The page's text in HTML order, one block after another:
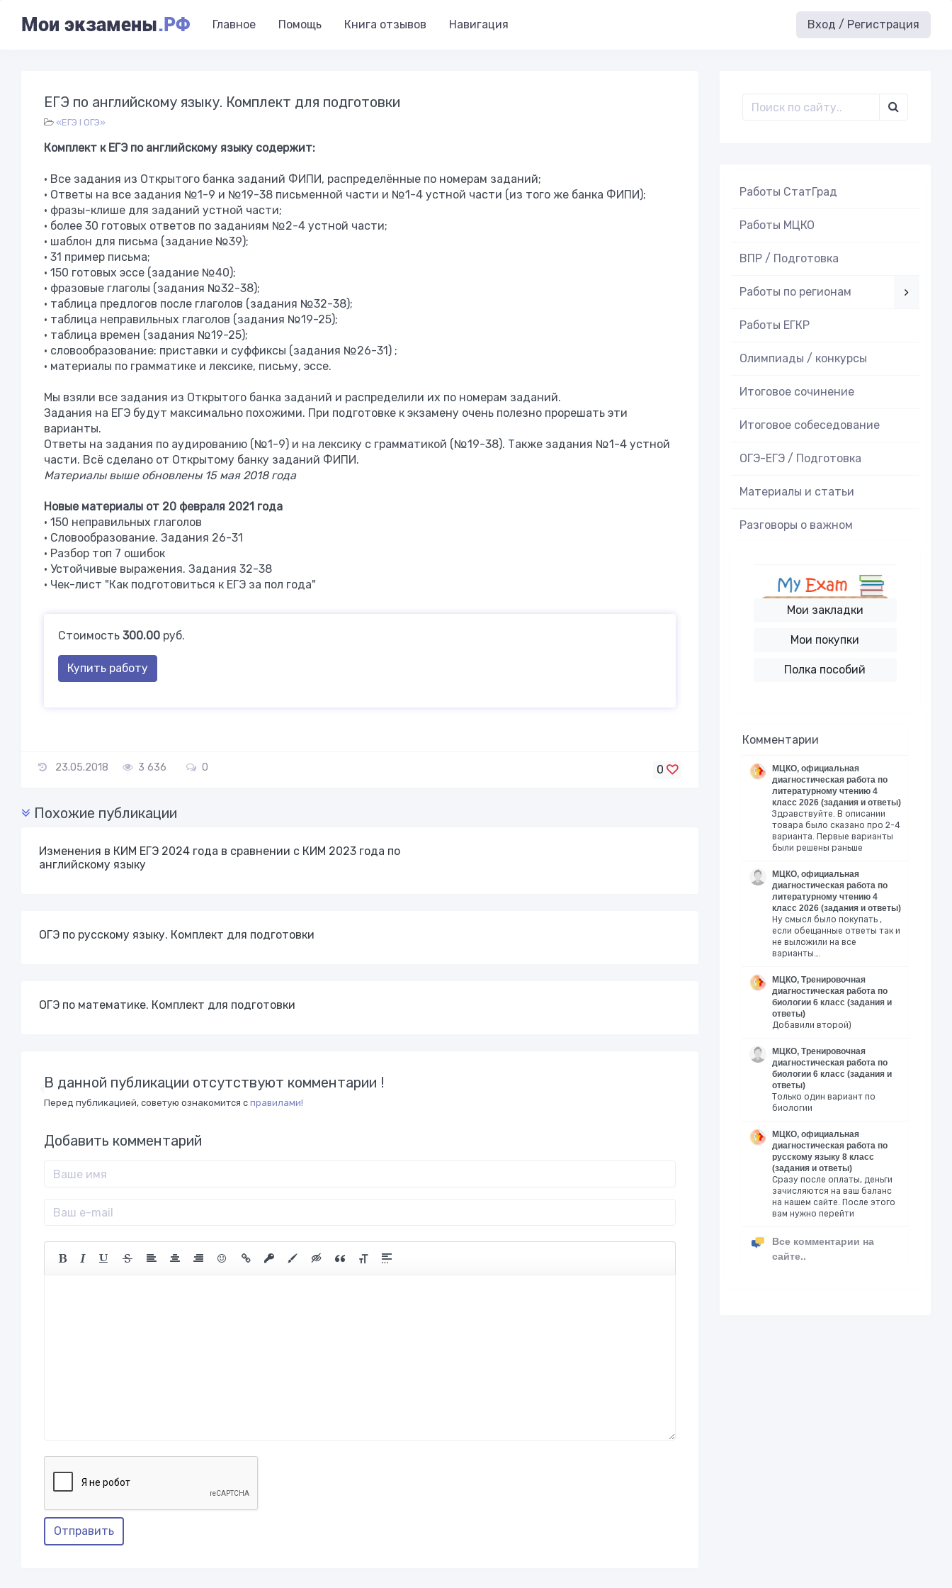
Мои экзамены.РФ Главное Помощь Книга отзывов Навигация Вход / Регистрация
ЕГЭ по английскому языку. Комплект для подготовки
«ЕГЭ l ОГЭ»
Комплект к ЕГЭ по английскому языку содержит:
• Все задания из Открытого банка заданий ФИПИ, распределённые по номерам заданий;
• Ответы на все задания №1-9 и №19-38 письменной части и №1-4 устной части (из того же банка ФИПИ);
• фразы-клише для заданий устной части;
• более 30 готовых ответов по заданиям №2-4 устной части;
• шаблон для письма (задание №39);
• 31 пример письма;
• 150 готовых эссе (задание №40);
• фразовые глаголы (задания №32-38);
• таблица предлогов после глаголов (задания №32-38);
• таблица неправильных глаголов (задания №19-25);
• таблица времен (задания №19-25);
• словообразование: приставки и суффиксы (задания №26-31) ;
• материалы по грамматике и лексике, письму, эссе.
Мы взяли все задания из Открытого банка заданий и распределили их по номерам заданий.
Задания на ЕГЭ будут максимально похожими. При подготовке к экзамену очень полезно прорешать эти
варианты.
Ответы на задания по аудированию (№1-9) и на лексику с грамматикой (№19-38). Также задания №1-4 устной
части. Всё сделано от Открытому банку заданий ФИПИ.
Материалы выше обновлены 15 мая 2018 года
Новые материалы от 20 февраля 2021 года
• 150 неправильных глаголов
• Словообразование. Задания 26-31
• Разбор топ 7 ошибок
• Устойчивые выражения. Задания 32-38
• Чек-лист "Как подготовиться к ЕГЭ за пол года"
Стоимость 300.00 руб.
Купить работу
23.05.2018 3 636 0 0
Похожие публикации
Изменения в КИМ ЕГЭ 2024 года в сравнении с КИМ 2023 года по
английскому языку
ОГЭ по русскому языку. Комплект для подготовки
ОГЭ по математике. Комплект для подготовки
В данной публикации отсутствуют комментарии !
Перед публикацией, советую ознакомится с правилами!
Добавить комментарий
Отправить
Работы СтатГрад
Работы МЦКО
ВПР / Подготовка
Работы по регионам
Работы ЕГКР
Олимпиады / конкурсы
Итоговое cочинение
Итоговое cобеседование
ОГЭ-ЕГЭ / Подготовка
Материалы и статьи
Разговоры о важном
Мои закладки
Мои покупки
Полка пособий
Комментарии
МЦКО, официальная
диагностическая работа по
литературному чтению 4
класс 2026 (задания и ответы)
Здравствуйте. В описании
товара было сказано про 2-4
варианта. Первые варианты
были решены раньше
МЦКО, официальная
диагностическая работа по
литературному чтению 4
класс 2026 (задания и ответы)
Ну смысл было покупать ,
если обещанные ответы так и
не выложили на все
варианты….
МЦКО, Тренировочная
диагностическая работа по
биологии 6 класс (задания и
ответы)
Добавили второй)
МЦКО, Тренировочная
диагностическая работа по
биологии 6 класс (задания и
ответы)
Только один вариант по
биологии
МЦКО, официальная
диагностическая работа по
русскому языку 8 класс
(задания и ответы)
Сразу после оплаты, деньги
зачисляются на ваш баланс
на нашем сайте. После этого
вам нужно перейти
Все комментарии на
сайте..